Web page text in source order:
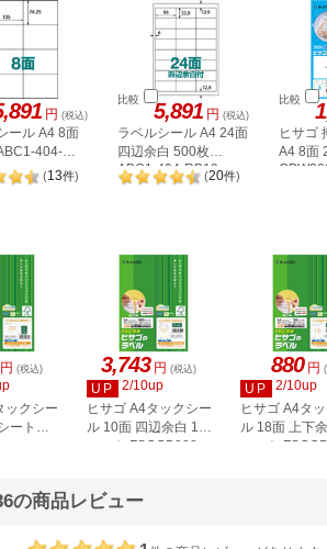
円 (税込)
ール A4 8面
404-
(13件)
比較 5,891 円 (税込)
ラベルシール A4 24面
四辺余白 500枚
ABC1-404-RB19
(20件)
比較
ヒサゴ
A4 8面
円 (税込)
ックシー
ート
3,743 円 (税込)
UP
2/10up
ヒサゴ A4タックシー
ル 10面 四辺余白 100
シート FSCGB888
880 円
UP
2/10up
ヒサゴ A4タ
ル 18面 上下
シート
の商品レビュー